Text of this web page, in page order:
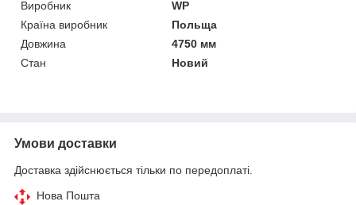
Виробник
WP
Країна виробник
Польща
Довжина
4750 мм
Стан
Новий
Умови доставки
Доставка здійснюється тільки по передоплаті.
Нова Пошта